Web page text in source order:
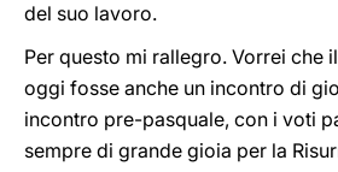
del suo lavoro.
Per questo mi rallegro. Vorrei che
oggi fosse anche un incontro di
incontro pre-pasquale, con i voti
sempre di grande gioia per la